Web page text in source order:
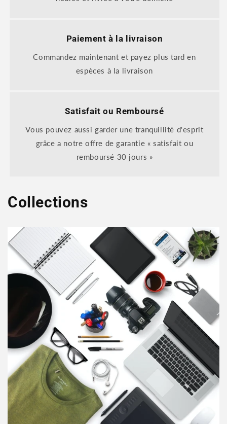
Paiement à la livraison
Commandez maintenant et payez plus tard en
espèces à la livraison
Satisfait ou Remboursé
Vous pouvez aussi garder une tranquillité d'esprit
grâce a notre offre de garantie « satisfait ou
remboursé 30 jours »
Collections